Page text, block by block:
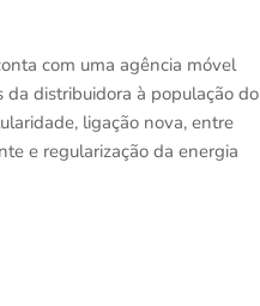
com uma agência móvel
da distribuidora à população do
ligação nova, entre
e regularização da energia